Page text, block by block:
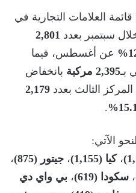
قائمة العلامات التجارية في
سبتمبر بعدد 2,801
عن أغسطس، فيما
بـ2,395 مركبة
بانخفاض
الثالث بعدد 2,179
.
الآتي:
،كيا (1,155) ، جيتور (875)
،
، سكودا (619) ، بي واي دي